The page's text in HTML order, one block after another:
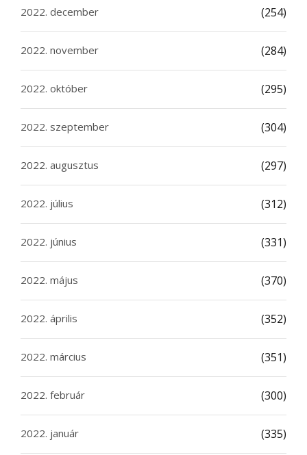
2022. december (254)
2022. november (284)
2022. október (295)
2022. szeptember (304)
2022. augusztus (297)
2022. július (312)
2022. június (331)
2022. május (370)
2022. április (352)
2022. március (351)
2022. február (300)
2022. január (335)